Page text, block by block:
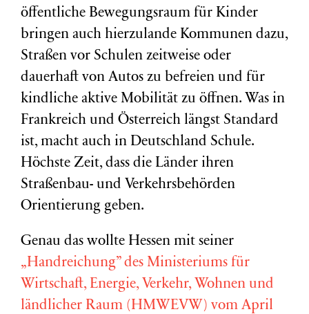
öffentliche Bewegungsraum für Kinder
bringen auch hierzulande Kommunen dazu,
Straßen vor Schulen zeitweise oder
dauerhaft von Autos zu befreien und für
kindliche aktive Mobilität zu öffnen. Was in
Frankreich und Österreich längst Standard
ist, macht auch in Deutschland Schule.
Höchste Zeit, dass die Länder ihren
Straßenbau- und Verkehrsbehörden
Orientierung geben.
Genau das wollte Hessen mit seiner
„Handreichung” des Ministeriums für
Wirtschaft, Energie, Verkehr, Wohnen und
ländlicher Raum (HMWEVW) vom April